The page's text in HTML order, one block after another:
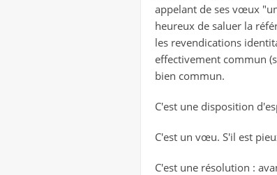
appelant de ses vœux
heureux de saluer la
les revendications
effectivement commun
bien commun.
C'est une disposition
C'est un vœu. S'il est
C'est une résolution :